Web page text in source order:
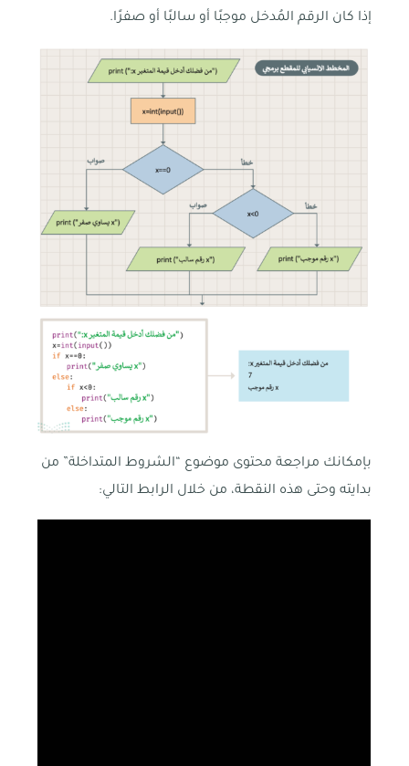
إذا كان الرقم المُدخل موجبًا أو سالبًا أو صفرًا.
بإمكانك مراجعة محتوى موضوع “الشروط المتداخلة” من
بدايته وحتى هذه النقطة، من خلال الرابط التالي: